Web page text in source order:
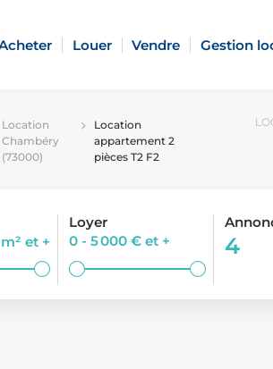
Louer Vendre Gestion
Location
Chambéry
(73000)
Location
appartement 2
pièces T2 F2
m²et +
Loyer
0 - 5 000 €et + 4